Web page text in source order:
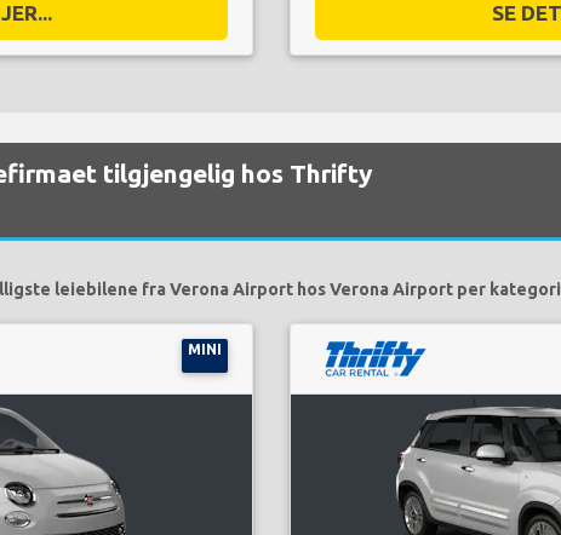
SE
tilgjengelig hos Thrifty
leiebilene fra Verona Airport hos Verona Airport per
MINI